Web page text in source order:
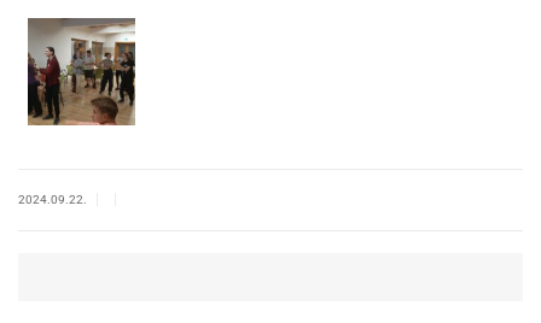
2024.09.22.